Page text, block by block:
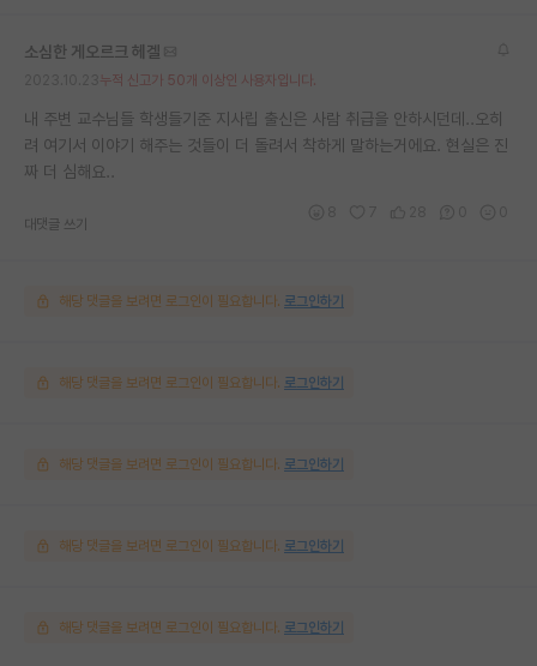
소심한 게오르크 헤겔
누적 신고가 50개 이상인 사용자입니다.
내 주변 교수님들 학생들기준 지사립 출신은 사람 취급을 안하시던데..오히
려 여기서 이야기 해주는 것들이 더 돌려서 착하게 말하는거에요. 현실은 진
짜 더 심해요..
대댓글 쓰기
해당 댓글을 보려면 로그인이 필요합니다. 로그인하기
해당 댓글을 보려면 로그인이 필요합니다. 로그인하기
해당 댓글을 보려면 로그인이 필요합니다. 로그인하기
해당 댓글을 보려면 로그인이 필요합니다. 로그인하기
해당 댓글을 보려면 로그인이 필요합니다. 로그인하기